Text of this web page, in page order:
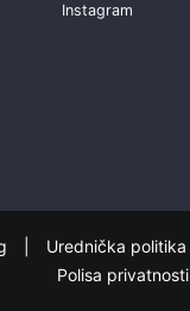
Instagram
Urednička politika
Polisa privatnosti